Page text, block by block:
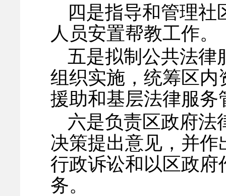
四是指导和管理
人员安置帮教工作。
五是拟制公共法律
组织实施，统筹区
援助和基层法律服务
六是负责区政府法
决策提出意见，并
行政诉讼和以区政
务。